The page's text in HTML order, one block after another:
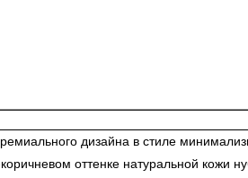
дизайна в стиле
оттенке натуральной кожи